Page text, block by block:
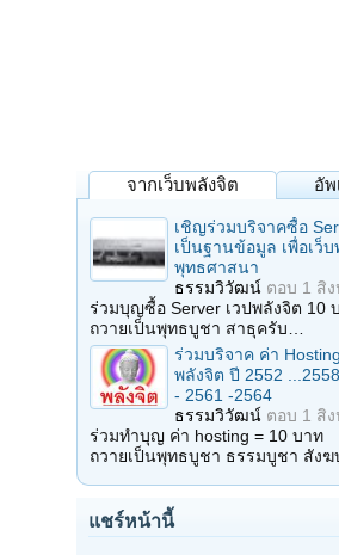
จากเว็บพลังจิต อั
เชิญร่วมบริจาคซื้อ
เป็นฐานข้อมูล เพื่อเว็บ
พุทธศาสนา
ธรรมวิวัฒน์ ตอบ 1 สิ
ร่วมบุญซื้อ Server เวปพลังจิต 10
ถวายเป็นพุทธบูชา สาธุครับ…
ร่วมบริจาค ค่า
พลังจิต ปี 2552
- 2561 -2564
ธรรมวิวัฒน์ ตอบ 1 สิ
ร่วมทำบุญ ค่า hosting = 10 บาท
ถวายเป็นพุทธบูชา ธรรมบูชา สังฆ
แชร์หน้านี้